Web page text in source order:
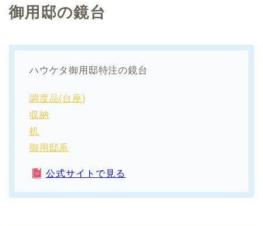
御用邸の鏡台
ハウケタ御用邸特注の鏡台
調度品(台座)
収納
机
御用邸系
公式サイトで見る